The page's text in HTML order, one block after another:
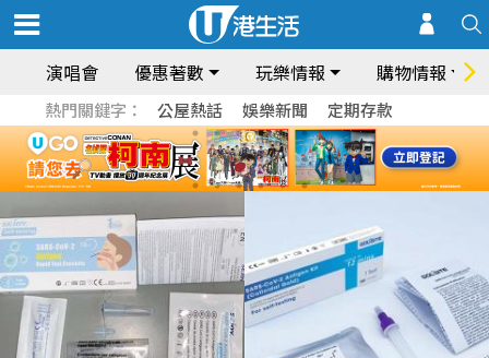
演唱會 優惠著數 玩樂情報 購物情報
熱門關鍵字： 公屋熱話 娛樂新聞 定期存款